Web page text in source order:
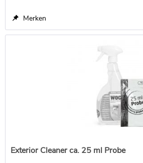
Merken
Exterior Cleaner ca. 25 ml Probe